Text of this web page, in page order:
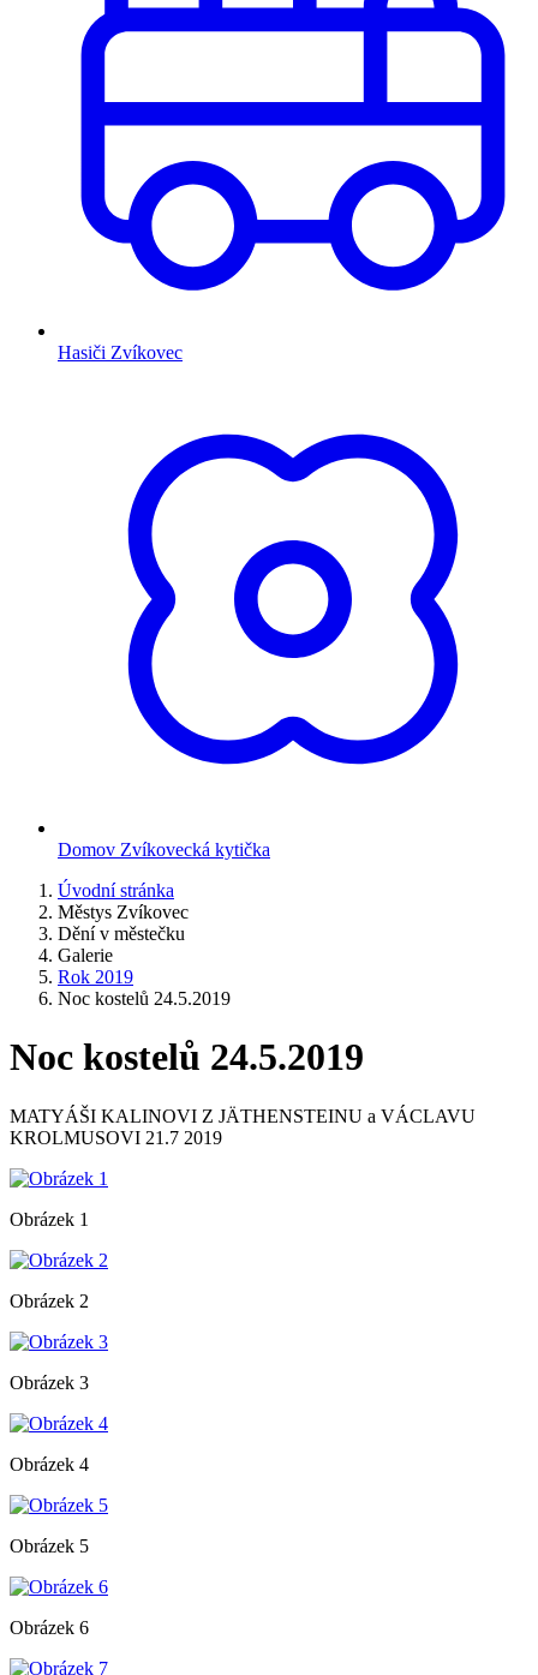
Hasiči Zvíkovec
Domov Zvíkovecká kytička
Úvodní stránka
Městys Zvíkovec
Dění v městečku
Galerie
Rok 2019
Noc kostelů 24.5.2019
Noc kostelů 24.5.2019
MATYÁŠI KALINOVI Z JÄTHENSTEINU a VÁCLAVU
KROLMUSOVI 21.7 2019
Obrázek 1
Obrázek 2
Obrázek 3
Obrázek 4
Obrázek 5
Obrázek 6